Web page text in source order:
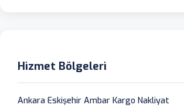
Hizmet Bölgeleri
Ankara Eskişehir Ambar Kargo Nakliyat